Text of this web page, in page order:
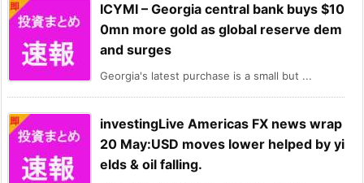
ICYMI – Georgia central bank buys $10
0mn more gold as global reserve dem
and surges
Georgia's latest purchase is a small but ...
investingLive Americas FX news wrap
20 May:USD moves lower helped by yi
elds & oil falling.